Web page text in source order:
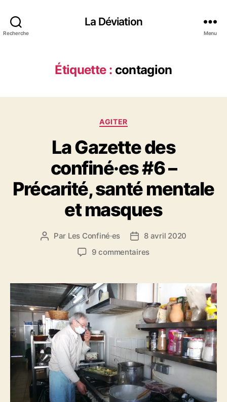
Recherche
La Déviation
Menu
Étiquette : contagion
C
t
é
g
o
r
i
e
s
AGITER
La Gazette des
confiné·es #6 –
Précarité, santé mentale
et masques
A
r
e
l
’
a
r
t
i
c
Par Les Confiné·es
D
a
l
’
a
r
t
c
l
e
8 avril 2020
9 commentairess
L
a
G
a
z
e
t
t
e
d
e